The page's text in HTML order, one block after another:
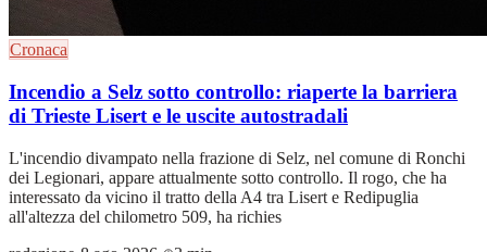
Cronaca
Incendio a Selz sotto controllo: riaperte la barriera
di Trieste Lisert e le uscite autostradali
L'incendio divampato nella frazione di Selz, nel comune di Ronchi
dei Legionari, appare attualmente sotto controllo. Il rogo, che ha
interessato da vicino il tratto della A4 tra Lisert e Redipuglia
all'altezza del chilometro 509, ha richies